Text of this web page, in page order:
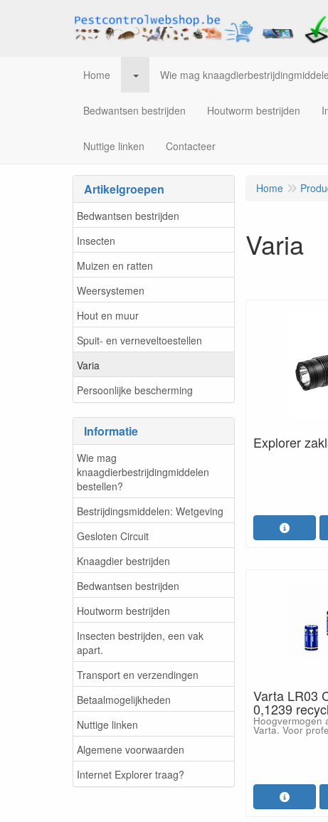
Home Wie mag
Bedwantsen bestrijden Houtworm bestrijden
Nuttige linken Contacteer
Artikelgroepen
Bedwantsen bestrijden
Insecten
Muizen en ratten
Weersystemen
Hout en muur
Spuit- en verneveltoestellen
Varia
Persoonlijke bescherming
Informatie
Wie mag
knaagdierbestrijdingmiddelen
bestellen?
Bestrijdingsmiddelen: Wetgeving
Gesloten Circuit
Knaagdier bestrijden
Bedwantsen bestrijden
Houtworm bestrijden
Insecten bestrijden, een vak
apart.
Transport en verzendingen
Betaalmogelijkheden
Nuttige linken
Algemene voorwaarden
Internet Explorer traag?
Home
Varia
Explorer
Varta LR03
0,1239
Hoogvermogen
Varta. Voor